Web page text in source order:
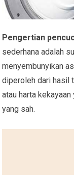
Pengertian
sederhana adalah
menyembunyikan
diperoleh dari hasil
atau harta
yang sah.